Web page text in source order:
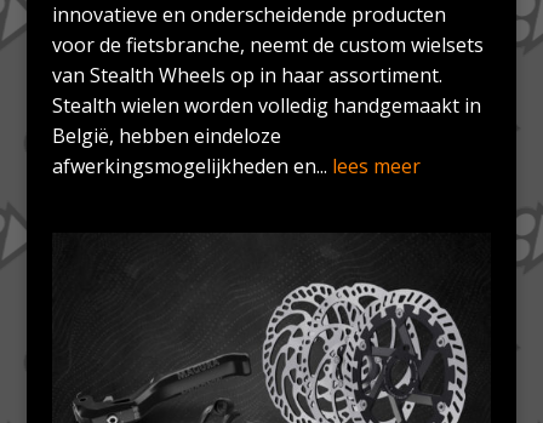
innovatieve en onderscheidende producten
voor de fietsbranche, neemt de custom wielsets
van Stealth Wheels op in haar assortiment.
Stealth wielen worden volledig handgemaakt in
België, hebben eindeloze
afwerkingsmogelijkheden en... lees meer